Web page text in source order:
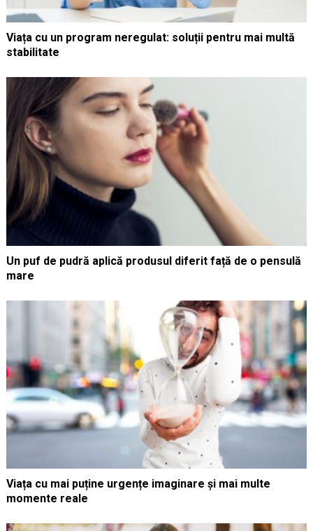
Viața cu un program neregulat: soluții pentru mai multă
stabilitate
Un puf de pudră aplică produsul diferit față de o pensulă
mare
Viața cu mai puține urgențe imaginare și mai multe
momente reale